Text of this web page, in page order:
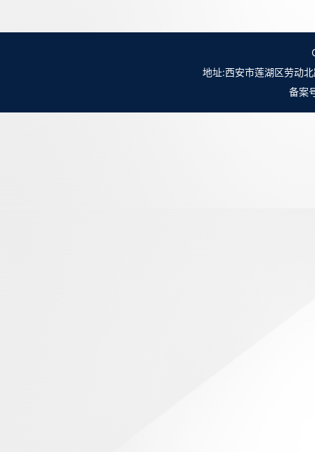
地址:西安市莲湖区劳动
备案